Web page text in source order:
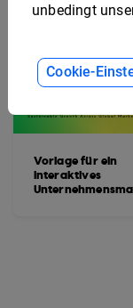
Vorlage für ein
interaktives
unbedingt
Cookie-